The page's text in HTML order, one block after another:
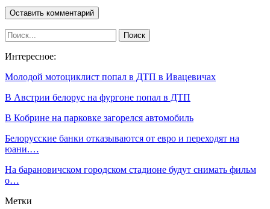
Интересное:
Молодой мотоциклист попал в ДТП в Ивацевичах
В Австрии белорус на фургоне попал в ДТП
В Кобрине на парковке загорелся автомобиль
Белорусские банки отказываются от евро и переходят на
юани.…
На барановичском городском стадионе будут снимать фильм
о…
Метки